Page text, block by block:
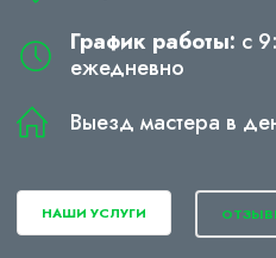
График работы: с
ежедневно
Выезд мастера в
НАШИ УСЛУГИ